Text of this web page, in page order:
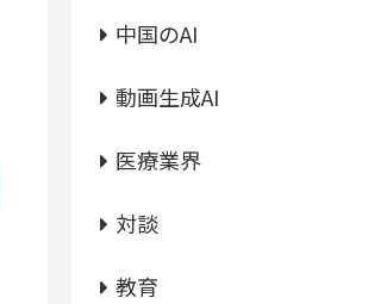
中国のAI
動画生成AI
医療業界
対談
教育